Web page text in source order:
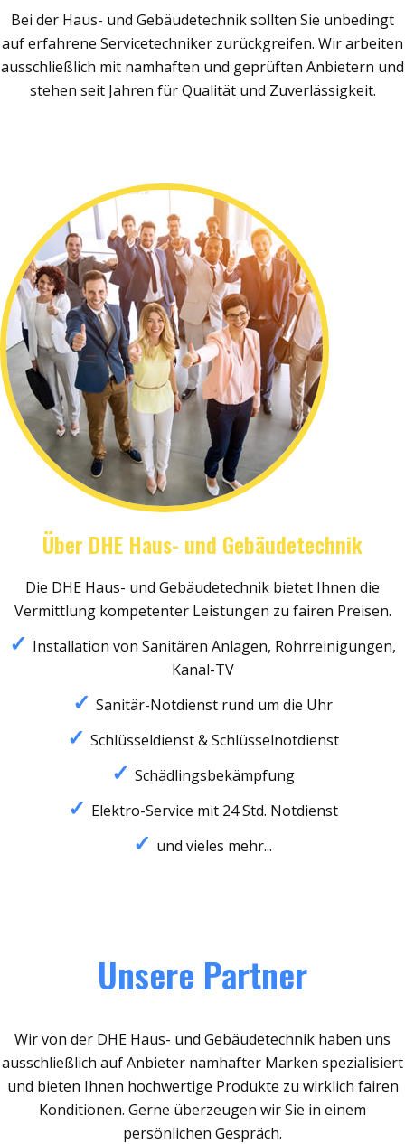
Bei der Haus- und Gebäudetechnik sollten Sie unbedingt
auf erfahrene Servicetechniker zurückgreifen. Wir arbeiten
ausschließlich mit namhaften und geprüften Anbietern und
stehen seit Jahren für Qualität und Zuverlässigkeit.
Über DHE Haus- und Gebäudetechnik
Die DHE Haus- und Gebäudetechnik bietet Ihnen die
Vermittlung kompetenter Leistungen zu fairen Preisen.
Installation von Sanitären Anlagen, Rohrreinigungen,
Kanal-TV
Sanitär-Notdienst rund um die Uhr
Schlüsseldienst & Schlüsselnotdienst
Schädlingsbekämpfung
Elektro-Service mit 24 Std. Notdienst
und vieles mehr...
Unsere Partner
Wir von der DHE Haus- und Gebäudetechnik haben uns
ausschließlich auf Anbieter namhafter Marken spezialisiert
und bieten Ihnen hochwertige Produkte zu wirklich fairen
Konditionen. Gerne überzeugen wir Sie in einem
persönlichen Gespräch.